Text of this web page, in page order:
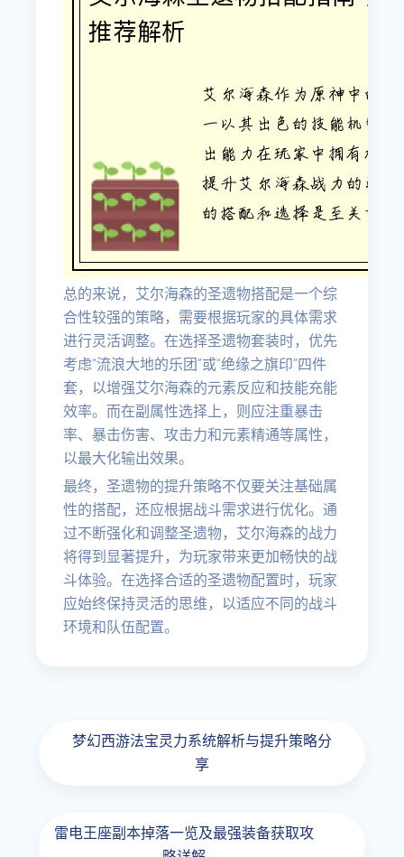
总的来说，艾尔海森的圣遗物搭配是一个综
合性较强的策略，需要根据玩家的具体需求
进行灵活调整。在选择圣遗物套装时，优先
考虑“流浪大地的乐团”或“绝缘之旗印”四件
套，以增强艾尔海森的元素反应和技能充能
效率。而在副属性选择上，则应注重暴击
率、暴击伤害、攻击力和元素精通等属性，
以最大化输出效果。
最终，圣遗物的提升策略不仅要关注基础属
性的搭配，还应根据战斗需求进行优化。通
过不断强化和调整圣遗物，艾尔海森的战力
将得到显著提升，为玩家带来更加畅快的战
斗体验。在选择合适的圣遗物配置时，玩家
应始终保持灵活的思维，以适应不同的战斗
环境和队伍配置。
梦幻西游法宝灵力系统解析与提升策略分
享
雷电王座副本掉落一览及最强装备获取攻